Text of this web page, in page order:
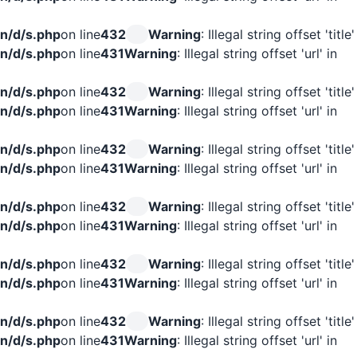
d/s.phpon line432 Warning: Illegal string offset 'title'
d/s.phpon line431Warning: Illegal string offset 'url' in
d/s.phpon line432 Warning: Illegal string offset 'title'
d/s.phpon line431Warning: Illegal string offset 'url' in
d/s.phpon line432 Warning: Illegal string offset 'title'
d/s.phpon line431Warning: Illegal string offset 'url' in
d/s.phpon line432 Warning: Illegal string offset 'title'
d/s.phpon line431Warning: Illegal string offset 'url' in
d/s.phpon line432 Warning: Illegal string offset 'title'
d/s.phpon line431Warning: Illegal string offset 'url' in
d/s.phpon line432 Warning: Illegal string offset 'title'
d/s.phpon line431Warning: Illegal string offset 'url' in